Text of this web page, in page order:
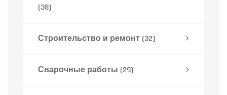
(38)
Строительство и ремонт (32)
Сварочные работы (29)